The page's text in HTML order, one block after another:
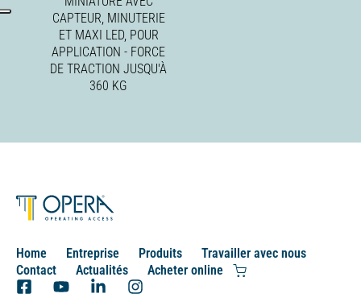
CAPTEUR, MINUTERIE
ET MAXI LED, POUR
APPLICATION - FORCE
DE TRACTION JUSQU'À
360 KG
Home Entreprise Produits
Travailler avec nous
Contact
Actualités Acheter online